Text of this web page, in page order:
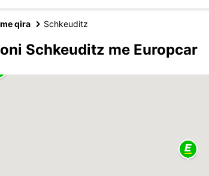
qira Schkeuditz
Schkeuditz me Europcar